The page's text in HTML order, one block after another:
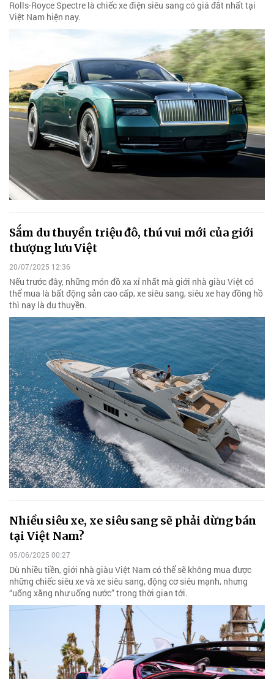
Rolls-Royce Spectre là chiếc xe điện siêu sang có giá đắt nhất tại
Việt Nam hiện nay.
Sắm du thuyền triệu đô, thú vui mới của giới
thượng lưu Việt
20/07/2025 12:36
Nếu trước đây, những món đồ xa xỉ nhất mà giới nhà giàu Việt có
thể mua là bất động sản cao cấp, xe siêu sang, siêu xe hay đồng hồ
thì nay là du thuyền.
Nhiều siêu xe, xe siêu sang sẽ phải dừng bán
tại Việt Nam?
05/06/2025 00:27
Dù nhiều tiền, giới nhà giàu Việt Nam có thể sẽ không mua được
những chiếc siêu xe và xe siêu sang, động cơ siêu mạnh, nhưng
“uống xăng như uống nước” trong thời gian tới.